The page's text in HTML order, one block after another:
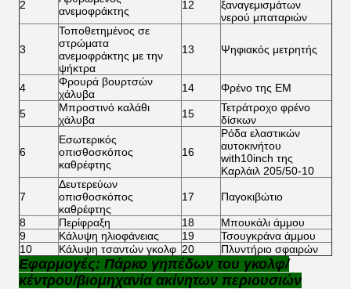
2
ανεμοφράκτης
12
ξαναγεμισμάτων
νερού μπαταριών
3
Τοποθετημένος σε
στρώματα
ανεμοφράκτης με την
ψήκτρα
13 Ψηφιακός μετρητής
4
Φρουρά βουρτσών
χάλυβα
14 Φρένο της EM
5
Μπροστινό καλάθι
χάλυβα
15
Τετράτροχο φρένο
δίσκων
6
Εσωτερικός
οπισθοσκόπος
καθρέφτης
16
Ρόδα ελαστικών
αυτοκινήτου
with10inch της
Καρλάιλ 205/50-10
7
Δευτερεύων
οπισθοσκόπος
καθρέφτης
17 Παγοκιβώτιο
8 Περίφραξη 18
Μπουκάλι άμμου
9
Κάλυψη ηλιοφάνειας 19
Τσουγκράνα άμμου
10
Κάλυψη τσαντών γκολφ 20 Πλυντήριο σφαιρών
Εφαρμογές: Πάρκο γηπέδων του γκολφ/
κέντρου/βιομηχανία ακίνητων περιουσιών